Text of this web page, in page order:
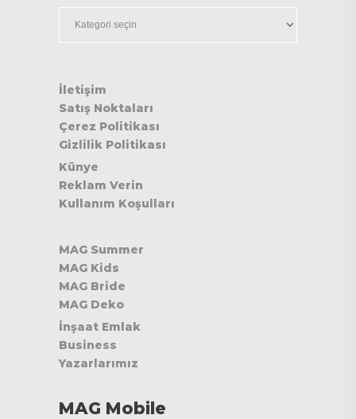
İletişim
Satış Noktaları
Çerez Politikası
Gizlilik Politikası
Künye
Reklam Verin
Kullanım Koşulları
MAG Summer
MAG Kids
MAG Bride
MAG Deko
İnşaat Emlak
Business
Yazarlarımız
MAG Mobile